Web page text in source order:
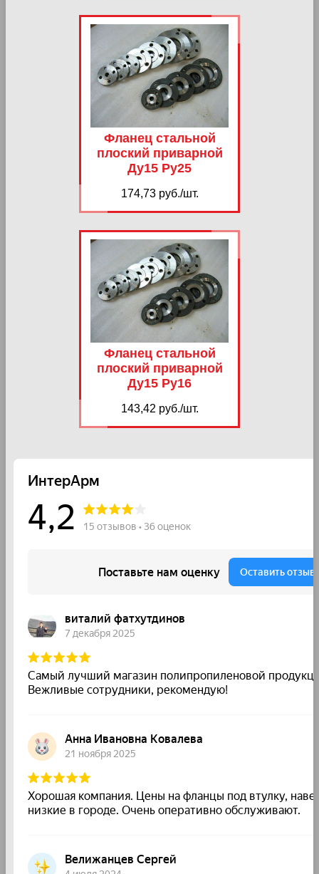
Фланец стальной
плоский приварной
Ду15 Ру25
174,73 руб./шт.
Фланец стальной
плоский приварной
Ду15 Ру16
143,42 руб./шт.